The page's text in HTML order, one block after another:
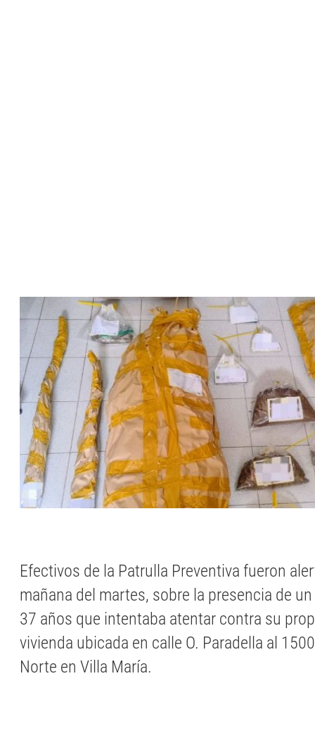
Efectivos de la Patrulla Preventiva fueron
mañana del martes, sobre la presencia de
37 años que intentaba atentar contra su
vivienda ubicada en calle O. Paradella al
Norte en Villa María.